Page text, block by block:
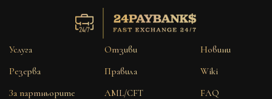
Услуга
Резерва
За партньорите
Отзиви
Правила
AML/CFT
Новини
Wiki
FAQ